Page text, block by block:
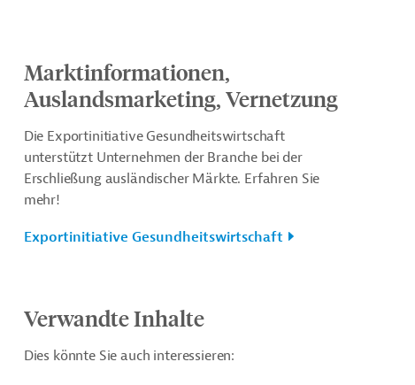
Marktinformationen,
Auslandsmarketing, Vernetzung
Die Exportinitiative Gesundheitswirtschaft
unterstützt Unternehmen der Branche bei der
Erschließung ausländischer Märkte. Erfahren Sie
mehr!
Exportinitiative Gesundheitswirtschaft
Verwandte Inhalte
Dies könnte Sie auch interessieren: